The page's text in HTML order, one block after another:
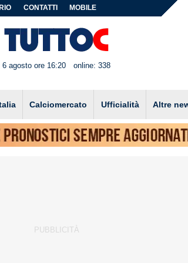
CONTATTI MOBILE
6 agosto ore 16:20 online: 338
Calciomercato Ufficialità Altre